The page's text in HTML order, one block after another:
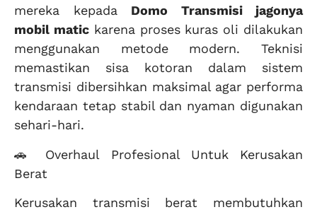
mereka kepada Domo Transmisi jagonya
mobil matickarena proses kuras oli dilakukan
menggunakan metode modern. Teknisi
memastikan sisa kotoran dalam sistem
transmisi dibersihkan maksimal agar performa
kendaraan tetap stabil dan nyaman digunakan
sehari-hari.
🚗 Overhaul Profesional Untuk Kerusakan
Berat
Kerusakan transmisi berat membutuhkan